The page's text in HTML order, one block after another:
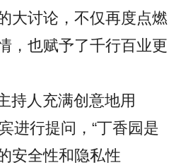
大讨论，不仅再度点燃
，也赋予了千行百业更
持人充满创意地用
进行提问，“丁香园是
安全性和隐私性